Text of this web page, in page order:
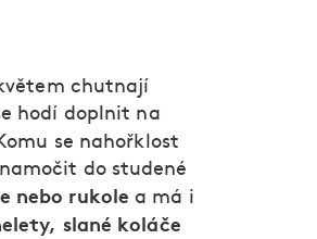
chutnají
hodí doplnit na
se nahořklost
do studené
nebo rukole a má i
slané koláče